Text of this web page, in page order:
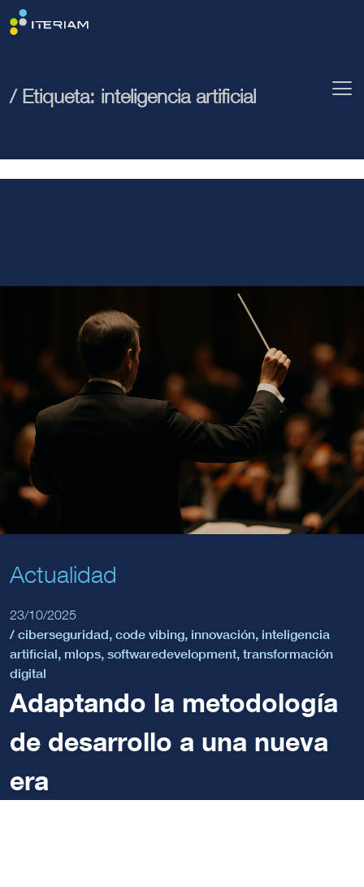
/ Etiqueta: inteligencia artificial
Actualidad
23/10/2025
/ ciberseguridad, code vibing, innovación, inteligencia
artificial, mlops, softwaredevelopment, transformación
digital
Adaptando la metodología
de desarrollo a una nueva
era